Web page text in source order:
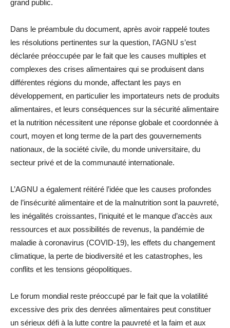
grand public.
Dans le préambule du document, après avoir rappelé toutes
les résolutions pertinentes sur la question, l’AGNU s’est
déclarée préoccupée par le fait que les causes multiples et
complexes des crises alimentaires qui se produisent dans
différentes régions du monde, affectant les pays en
développement, en particulier les importateurs nets de produits
alimentaires, et leurs conséquences sur la sécurité alimentaire
et la nutrition nécessitent une réponse globale et coordonnée à
court, moyen et long terme de la part des gouvernements
nationaux, de la société civile, du monde universitaire, du
secteur privé et de la communauté internationale.
L’AGNU a également réitéré l’idée que les causes profondes
de l’insécurité alimentaire et de la malnutrition sont la pauvreté,
les inégalités croissantes, l’iniquité et le manque d’accès aux
ressources et aux possibilités de revenus, la pandémie de
maladie à coronavirus (COVID-19), les effets du changement
climatique, la perte de biodiversité et les catastrophes, les
conflits et les tensions géopolitiques.
Le forum mondial reste préoccupé par le fait que la volatilité
excessive des prix des denrées alimentaires peut constituer
un sérieux défi à la lutte contre la pauvreté et la faim et aux